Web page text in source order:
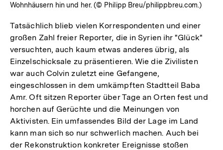
Wohnhäusern hin und her. (© Philipp Breu/philippbreu.com.)
Tatsächlich blieb vielen Korrespondenten und einer
großen Zahl freier Reporter, die in Syrien ihr "Glück"
versuchten, auch kaum etwas anderes übrig, als
Einzelschicksale zu präsentieren. Wie die Zivilisten
war auch Colvin zuletzt eine Gefangene,
eingeschlossen in dem umkämpften Stadtteil Baba
Amr. Oft sitzen Reporter über Tage an Orten fest und
horchen auf Gerüchte und die Meinungen von
Aktivisten. Ein umfassendes Bild der Lage im Land
kann man sich so nur schwerlich machen. Auch bei
der Rekonstruktion konkreter Ereignisse stoßen